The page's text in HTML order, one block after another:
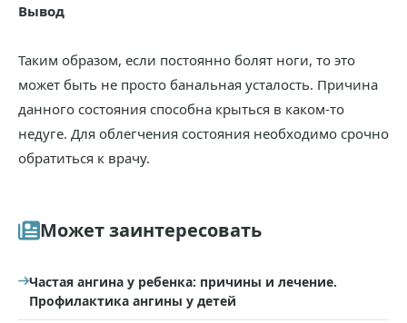
Вывод
Таким образом, если постоянно болят ноги, то это
может быть не просто банальная усталость. Причина
данного состояния способна крыться в каком-то
недуге. Для облегчения состояния необходимо срочно
обратиться к врачу.
Может заинтересовать
Частая ангина у ребенка: причины и лечение.
Профилактика ангины у детей